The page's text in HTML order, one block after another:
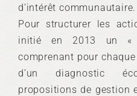
d’intérêt communautaire.
Pour structurer les
initié en 2013 un «
comprenant pour
d’un diagnostic
propositions de gestion